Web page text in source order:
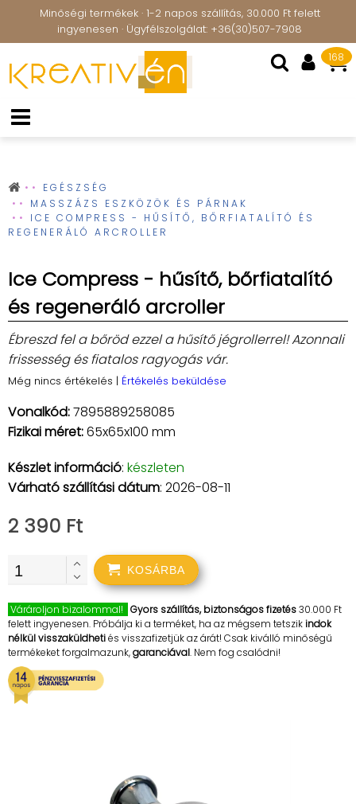
Minőségi termékek · 1-2 napos szállítás, 30.000 Ft felett
ingyenesen · Ügyfélszolgálat: +36(30)507-7908
168
EGÉSZSÉG
MASSZÁZS ESZKÖZÖK ÉS PÁRNAK
ICE COMPRESS - HŰSÍTŐ, BŐRFIATALÍTÓ ÉS
REGENERÁLÓ ARCROLLER
Ice Compress - hűsítő, bőrfiatalító
és regeneráló arcroller
Ébreszd fel a bőröd ezzel a hűsítő jégrollerrel! Azonnali
frissesség és fiatalos ragyogás vár.
Még nincs értékelés | Értékelés beküldése
Vonalkód:7895889258085
Fizikai méret:65x65x100 mm
Készlet információ: készleten
Várható szállítási dátum: 2026-08-11
2 390 Ft
KOSÁRBA
Várároljon bizalommal! Gyors szállítás, biztonságos fizetés30.000 Ft
felett ingyenesen. Próbálja ki a terméket, ha az mégsem tetszikindok
nélkül visszaküldhetiés visszafizetjük az árát! Csak kiválló minőségű
termékeket forgalmazunk,garanciával. Nem fog csalódni!